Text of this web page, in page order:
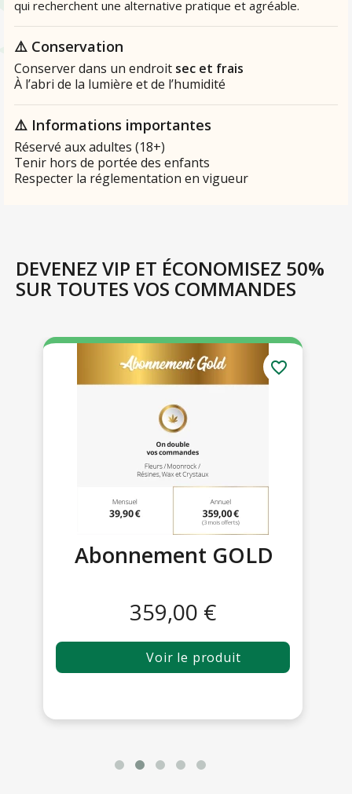
qui recherchent une alternative pratique et agréable.
⚠️ Conservation
Conserver dans un endroit sec et frais
À l’abri de la lumière et de l’humidité
⚠️ Informations importantes
Réservé aux adultes (18+)
Tenir hors de portée des enfants
Respecter la réglementation en vigueur
DEVENEZ VIP ET ÉCONOMISEZ 50%
SUR TOUTES VOS COMMANDES
Abonnement GOLD
359,00 €
Voir le produit
favorite_border